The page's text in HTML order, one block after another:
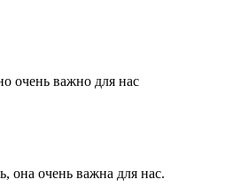
очень важно для нас
она очень важна для нас.